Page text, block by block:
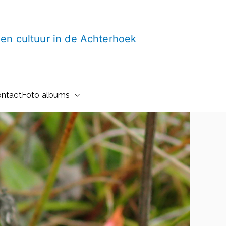
cultuur in de Achterhoek
Foto albums